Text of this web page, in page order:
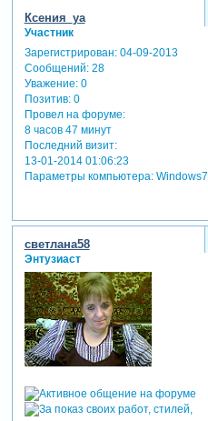
Ксения_ya
Участник
Зарегистрирован: 04-09-2013
Сообщений:28
Уважение: 0
Позитив: 0
Провел на форуме:
8 часов 47 минут
Последний визит:
13-01-2014 01:06:23
Параметры компьютера:Windows7
светлана58
Энтузиаст